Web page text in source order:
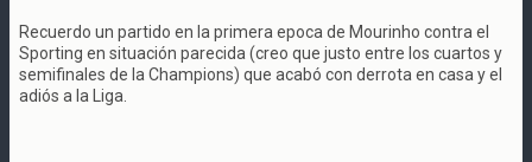
Recuerdo un partido en la primera epoca de Mourinho contra el
Sporting en situación parecida (creo que justo entre los cuartos y
semifinales de la Champions) que acabó con derrota en casa y el
adiós a la Liga.